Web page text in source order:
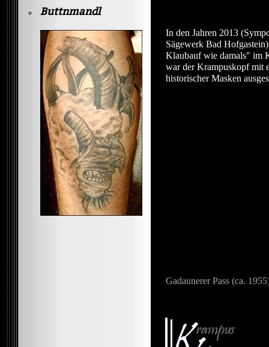
Buttnmandl
In den Jahren 2013
Sägewerk Bad
Klaubauf wie damals" im
war der Krampuskopf mit
historischer Masken
Gadaunerer Pass (ca.